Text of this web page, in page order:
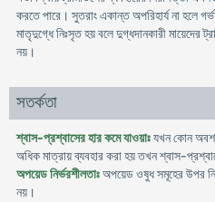
করতে পারে। সুতরাং একান্ত অপরিহার্য না হলে
মাতৃদুগ্ধে নিঃসৃত হয় বলে দুগ্ধদানকারী মায়েদের
নয়।
সতর্কতা
শ্বাস-প্রশ্বাসের হার কমে যাওয়াঃযখন কোন
অধিক মাত্রায় ব্যবহার করা হয় তখন শ্বাস-
অপয়েড নির্ভরশীলতাঃঅপয়েড ওষুধ সমূহের উপর
নয়।